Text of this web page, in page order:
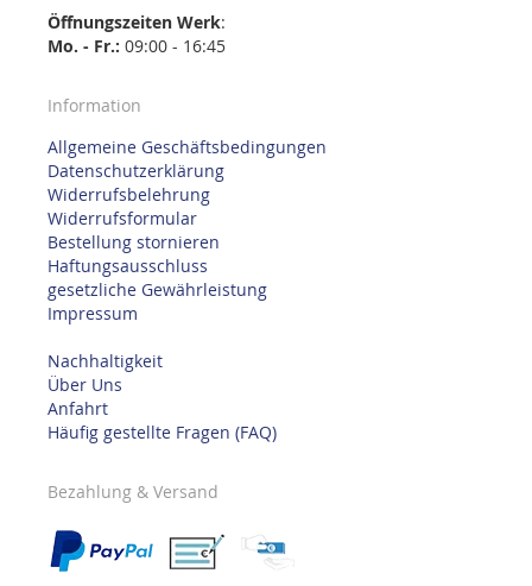
Öffnungszeiten Werk:
Mo. - Fr.: 09:00 - 16:45
Information
Allgemeine Geschäftsbedingungen
Datenschutzerklärung
Widerrufsbelehrung
Widerrufsformular
Bestellung stornieren
Haftungsausschluss
gesetzliche Gewährleistung
Impressum
Nachhaltigkeit
Über Uns
Anfahrt
Häufig gestellte Fragen (FAQ)
Bezahlung & Versand